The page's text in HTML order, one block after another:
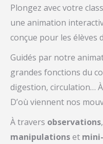
Plongez avec votre
une animation
conçue pour les élèves
Guidés par notre
grandes fonctions du
digestion, circulation…
D’où viennent nos
À travers observations,
manipulationset